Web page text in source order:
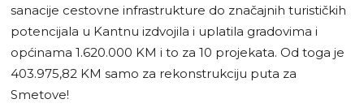
sanacije cestovne infrastrukture do značajnih turističkih
potencijala u Kantnu izdvojila i uplatila gradovima i
općinama 1.620.000 KM i to za 10 projekata. Od toga je
403.975,82 KM samo za rekonstrukciju puta za
Smetove!